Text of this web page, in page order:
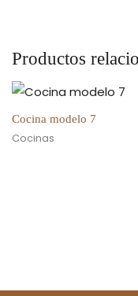
Productos
Cocina modelo 7
Cocinas